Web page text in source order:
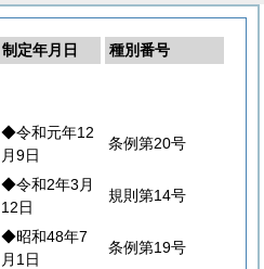
制定年月日
種別番号
◆令和元年12
月9日
条例第20号
◆令和2年3月
12日
規則第14号
◆昭和48年7
月1日
条例第19号